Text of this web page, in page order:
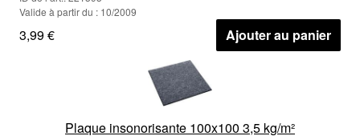
Valide à partir du : 10/2009
3,99 € Ajouter au panier
Plaque insonorisante 100x100 3,5 kg/m²